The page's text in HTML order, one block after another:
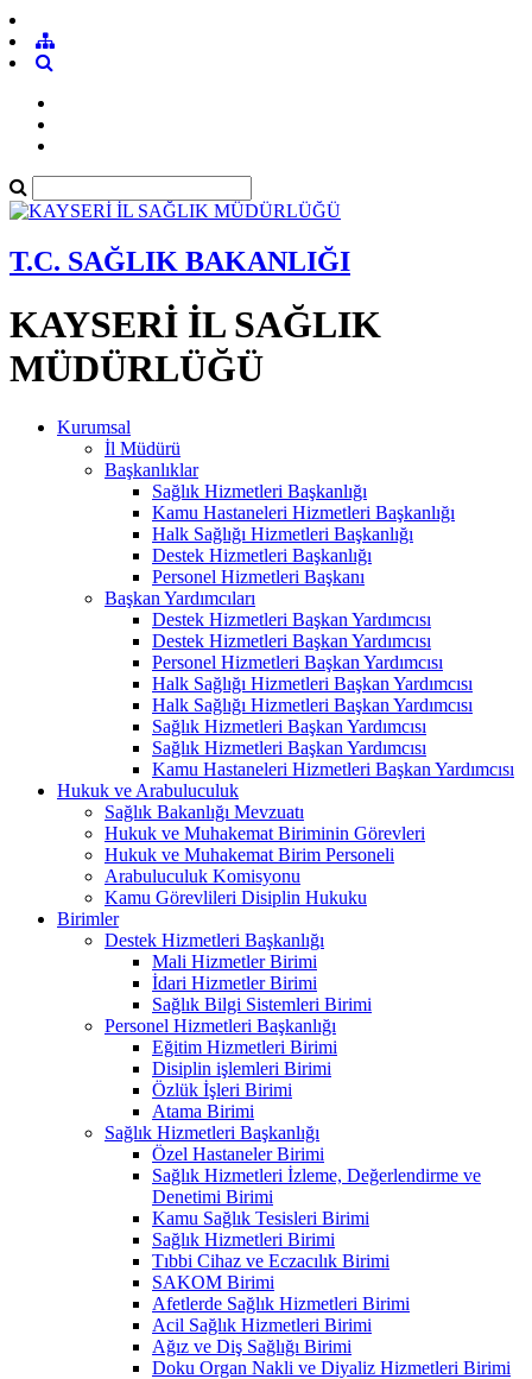
T.C. SAĞLIK BAKANLIĞI
KAYSERİ İL SAĞLIK
MÜDÜRLÜĞÜ
Kurumsal
İl Müdürü
Başkanlıklar
Sağlık Hizmetleri Başkanlığı
Kamu Hastaneleri Hizmetleri Başkanlığı
Halk Sağlığı Hizmetleri Başkanlığı
Destek Hizmetleri Başkanlığı
Personel Hizmetleri Başkanı
Başkan Yardımcıları
Destek Hizmetleri Başkan Yardımcısı
Destek Hizmetleri Başkan Yardımcısı
Personel Hizmetleri Başkan Yardımcısı
Halk Sağlığı Hizmetleri Başkan Yardımcısı
Halk Sağlığı Hizmetleri Başkan Yardımcısı
Sağlık Hizmetleri Başkan Yardımcısı
Sağlık Hizmetleri Başkan Yardımcısı
Kamu Hastaneleri Hizmetleri Başkan Yardımcısı
Hukuk ve Arabuluculuk
Sağlık Bakanlığı Mevzuatı
Hukuk ve Muhakemat Biriminin Görevleri
Hukuk ve Muhakemat Birim Personeli
Arabuluculuk Komisyonu
Kamu Görevlileri Disiplin Hukuku
Birimler
Destek Hizmetleri Başkanlığı
Mali Hizmetler Birimi
İdari Hizmetler Birimi
Sağlık Bilgi Sistemleri Birimi
Personel Hizmetleri Başkanlığı
Eğitim Hizmetleri Birimi
Disiplin işlemleri Birimi
Özlük İşleri Birimi
Atama Birimi
Sağlık Hizmetleri Başkanlığı
Özel Hastaneler Birimi
Sağlık Hizmetleri İzleme, Değerlendirme ve
Denetimi Birimi
Kamu Sağlık Tesisleri Birimi
Sağlık Hizmetleri Birimi
Tıbbi Cihaz ve Eczacılık Birimi
SAKOM Birimi
Afetlerde Sağlık Hizmetleri Birimi
Acil Sağlık Hizmetleri Birimi
Ağız ve Diş Sağlığı Birimi
Doku Organ Nakli ve Diyaliz Hizmetleri Birimi